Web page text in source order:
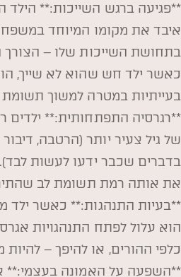
**פגיעה ברגש השייכות:** הילד
איבד את מקומו המיוחד
בתחושת השייכות שלו – הצורך
כאשר ילד חש שהוא לא שייך,
בעייתיות במטרה למשוך תשומת
**רגרסיה התפתחותית:** ילדים
של גיל צעיר יותר (הרטבה,
בדברים שכבר ידעו לעשות
את אותה רמת תשומת לב
**בעיות התנהגות:** כאשר ילד
הוא עלול לפתח התנהגויות
כלפי ההורים, או להיפך –
**השפעה על האמונה בעצמי:**